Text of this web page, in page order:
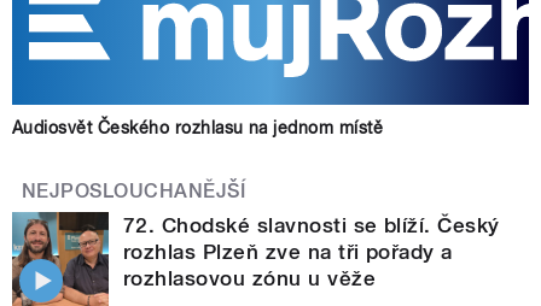
Audiosvět Českého rozhlasu na jednom místě
NEJPOSLOUCHANĚJŠÍ
72. Chodské slavnosti se blíží. Český
rozhlas Plzeň zve na tři pořady a
rozhlasovou zónu u věže